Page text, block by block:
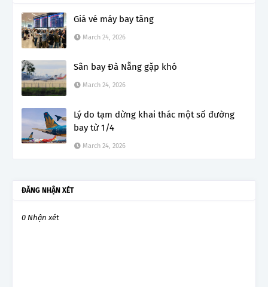
Giá vé máy bay tăng
March 24, 2026
Sân bay Đà Nẵng gặp khó
March 24, 2026
Lý do tạm dừng khai thác một số đường
bay từ 1/4
March 24, 2026
ĐĂNG NHẬN XÉT
0 Nhận xét